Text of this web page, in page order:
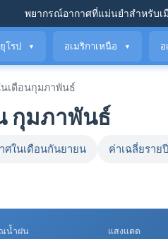
พยากรณ์อากาศที่แม่นยำสำหรับเ
ยุโรป ▼ อเมริกาเหนือ ▼ อ
เดือนกุมภาพันธ์
กุมภาพันธ์
ศในเดือนกันยายน ค่าเฉลี่ยรายปี
น้ำฝน แสงแดด